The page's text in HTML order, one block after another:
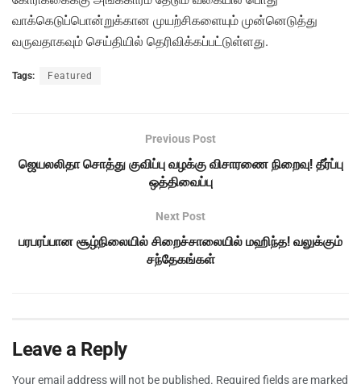
வாக்கெடுப்பொன்றுக்கான முயற்சிகளையும் முன்னெடுத்து
வருவதாகவும் செய்தியில் தெரிவிக்கப்பட்டுள்ளது.
Tags: Featured
Previous Post
ஜெயலலிதா சொத்து குவிப்பு வழக்கு விசாரணை நிறைவு! தீர்ப்பு
ஒத்திவைப்பு
Next Post
பரபரப்பான சூழ்நிலையில் சிறைச்சாலையில் மஹிந்த! வலுக்கும்
சந்தேகங்கள்
Leave a Reply
Your email address will not be published. Required fields are marked